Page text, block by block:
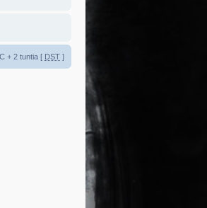
+ 2 tuntia [ DST ]